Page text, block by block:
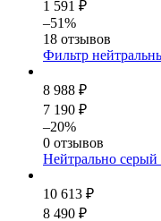
1 591 ₽
–51%
18 отзывов
Фильтр
8 988 ₽
7 190 ₽
–20%
0 отзывов
Нейтрально
10 613 ₽
8 490 ₽